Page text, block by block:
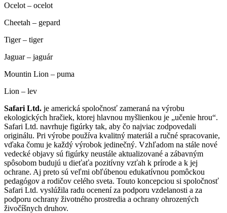
Ocelot – ocelot
Cheetah – gepard
Tiger – tiger
Jaguar – jaguár
Mountin Lion – puma
Lion – lev
Safari Ltd. je americká spoločnosť zameraná na výrobu
ekologických hračiek, ktorej hlavnou myšlienkou je „učenie hrou“.
Safari Ltd. navrhuje figúrky tak, aby čo najviac zodpovedali
originálu. Pri výrobe používa kvalitný materiál a ručné spracovanie,
vďaka čomu je každý výrobok jedinečný. Vzhľadom na stále nové
vedecké objavy sú figúrky neustále aktualizované a zábavným
spôsobom budujú u dieťaťa pozitívny vzťah k prírode a k jej
ochrane. Aj preto sú veľmi obľúbenou edukatívnou pomôckou
pedagógov a rodičov celého sveta. Touto koncepciou si spoločnosť
Safari Ltd. vyslúžila radu ocenení za podporu vzdelanosti a za
podporu ochrany životného prostredia a ochrany ohrozených
živočíšnych druhov.